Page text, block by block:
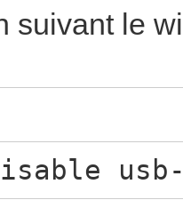
suivant le